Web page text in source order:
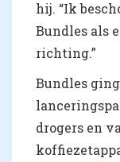
hij. “Ik
Bundles als
richting.”
Bundles
drogers en